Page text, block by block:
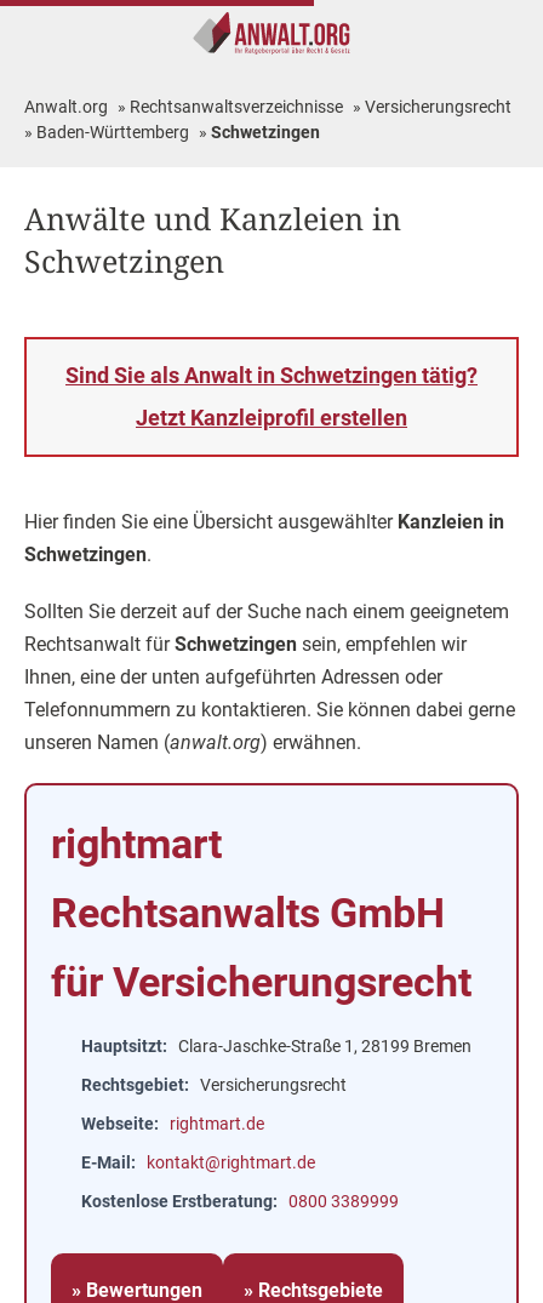
Anwälte und Kanzleien in
Schwetzingen
Anwalt.org » Rechtsanwaltsverzeichnisse » Versicherungsrecht
» Baden-Württemberg » Schwetzingen
Sind Sie als Anwalt in Schwetzingen tätig?
Jetzt Kanzleiprofil erstellen
Hier finden Sie eine Übersicht ausgewählter Kanzleien in
Schwetzingen.
Sollten Sie derzeit auf der Suche nach einem geeignetem
Rechtsanwalt fürSchwetzingen sein, empfehlen wir
Ihnen, eine der unten aufgeführten Adressen oder
Telefonnummern zu kontaktieren. Sie können dabei gerne
unseren Namen (anwalt.org) erwähnen.
rightmart
Rechtsanwalts GmbH
für Versicherungsrecht
Hauptsitzt
Clara-Jaschke-Straße 1, 28199 Bremen
Rechtsgebiet
Versicherungsrecht
Webseite
rightmart.de
E-Mail
kontakt@rightmart.de
Kostenlose Erstberatung
0800 3389999
» Bewertungen » Rechtsgebiete